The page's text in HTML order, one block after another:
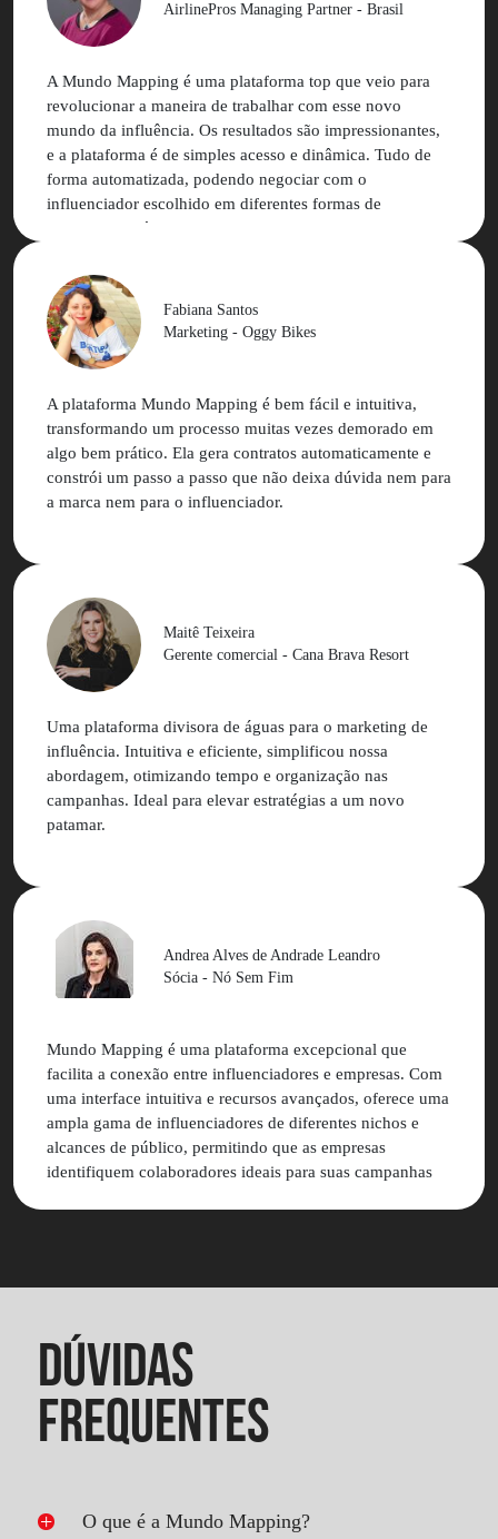
AirlinePros Managing Partner - Brasil
A Mundo Mapping é uma plataforma top que veio para
revolucionar a maneira de trabalhar com esse novo
mundo da influência. Os resultados são impressionantes,
e a plataforma é de simples acesso e dinâmica. Tudo de
forma automatizada, podendo negociar com o
influenciador escolhido em diferentes formas de
pagamento. Só tenho elogios para uma empresa que se
comunicação constantemente! Mundo Mapping é uma
ferramenta que agrega muito mais valor à sua marca!
Fabiana Santos
Marketing - Oggy Bikes
A plataforma Mundo Mapping é bem fácil e intuitiva,
transformando um processo muitas vezes demorado em
algo bem prático. Ela gera contratos automaticamente e
constrói um passo a passo que não deixa dúvida nem para
a marca nem para o influenciador.
Maitê Teixeira
Gerente comercial - Cana Brava Resort
Uma plataforma divisora de águas para o marketing de
influência. Intuitiva e eficiente, simplificou nossa
abordagem, otimizando tempo e organização nas
campanhas. Ideal para elevar estratégias a um novo
patamar.
Andrea Alves de Andrade Leandro
Sócia - Nó Sem Fim
Mundo Mapping é uma plataforma excepcional que
facilita a conexão entre influenciadores e empresas. Com
uma interface intuitiva e recursos avançados, oferece uma
ampla gama de influenciadores de diferentes nichos e
alcances de público, permitindo que as empresas
identifiquem colaboradores ideais para suas campanhas
DÚVIDAS
FREQUENTES
O que é a Mundo Mapping?